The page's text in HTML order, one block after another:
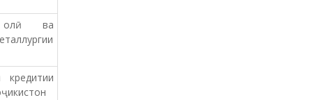
олӣ ва
кредитии